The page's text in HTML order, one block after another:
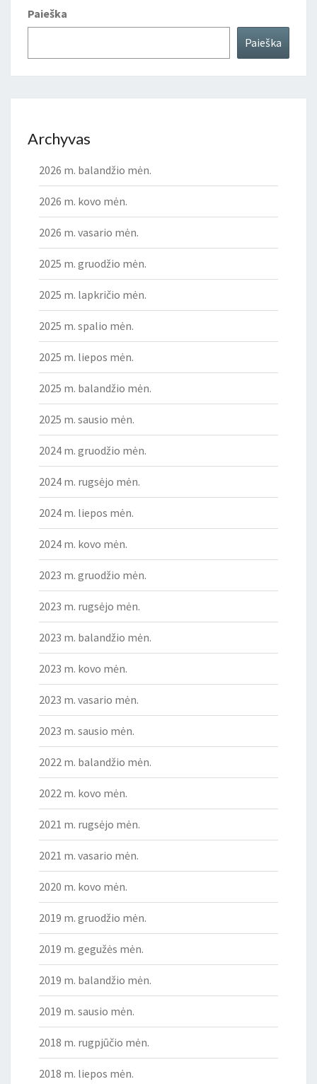
Paieška
Paieška
Archyvas
2026 m. balandžio mėn.
2026 m. kovo mėn.
2026 m. vasario mėn.
2025 m. gruodžio mėn.
2025 m. lapkričio mėn.
2025 m. spalio mėn.
2025 m. liepos mėn.
2025 m. balandžio mėn.
2025 m. sausio mėn.
2024 m. gruodžio mėn.
2024 m. rugsėjo mėn.
2024 m. liepos mėn.
2024 m. kovo mėn.
2023 m. gruodžio mėn.
2023 m. rugsėjo mėn.
2023 m. balandžio mėn.
2023 m. kovo mėn.
2023 m. vasario mėn.
2023 m. sausio mėn.
2022 m. balandžio mėn.
2022 m. kovo mėn.
2021 m. rugsėjo mėn.
2021 m. vasario mėn.
2020 m. kovo mėn.
2019 m. gruodžio mėn.
2019 m. gegužės mėn.
2019 m. balandžio mėn.
2019 m. sausio mėn.
2018 m. rugpjūčio mėn.
2018 m. liepos mėn.